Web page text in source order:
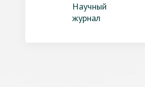
Научный
журнал